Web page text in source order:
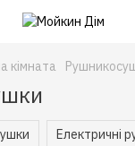
кімната
Електричні